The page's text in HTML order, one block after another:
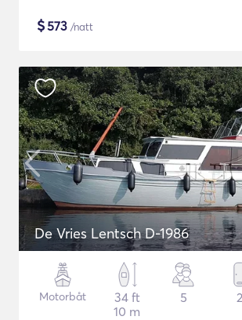
$573 /natt
De Vries Lentsch D-1986
Motorbåt
34 ft
10 m
5 2